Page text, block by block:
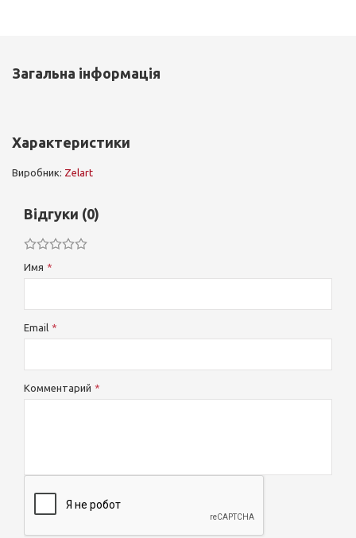
Загальна інформація
Характеристики
Виробник: Zelart
Відгуки (0)
Имя
Email
Комментарий